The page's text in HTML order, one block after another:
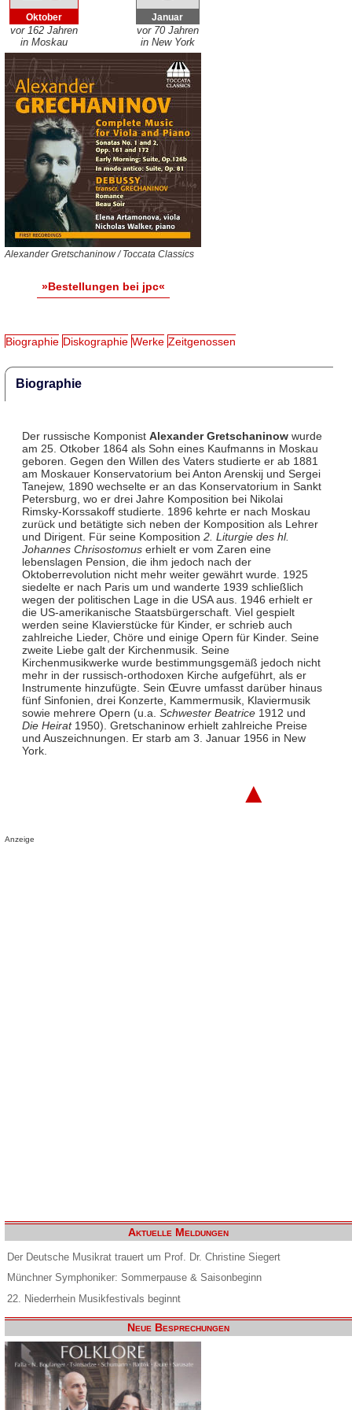
Oktober
vor 162 Jahren
in Moskau
Januar
vor 70 Jahren
in New York
Alexander Gretschaninow / Toccata Classics
»Bestellungen bei jpc«
Biographie Diskographie Werke Zeitgenossen
Biographie
Der russische Komponist Alexander Gretschaninowwurde
am 25. Otkober 1864 als Sohn eines Kaufmanns in Moskau
geboren. Gegen den Willen des Vaters studierte er ab 1881
am Moskauer Konservatorium bei Anton Arenskij und Sergei
Tanejew, 1890 wechselte er an das Konservatorium in Sankt
Petersburg, wo er drei Jahre Komposition bei Nikolai
Rimsky-Korssakoff studierte. 1896 kehrte er nach Moskau
zurück und betätigte sich neben der Komposition als Lehrer
und Dirigent. Für seine Komposition 2. Liturgie des hl.
Johannes Chrisostomuserhielt er vom Zaren eine
lebenslagen Pension, die ihm jedoch nach der
Oktoberrevolution nicht mehr weiter gewährt wurde. 1925
siedelte er nach Paris um und wanderte 1939 schließlich
wegen der politischen Lage in die USA aus. 1946 erhielt er
die US-amerikanische Staatsbürgerschaft. Viel gespielt
werden seine Klavierstücke für Kinder, er schrieb auch
zahlreiche Lieder, Chöre und einige Opern für Kinder. Seine
zweite Liebe galt der Kirchenmusik. Seine
Kirchenmusikwerke wurde bestimmungsgemäß jedoch nicht
mehr in der russisch-orthodoxen Kirche aufgeführt, als er
Instrumente hinzufügte. Sein Œuvre umfasst darüber hinaus
fünf Sinfonien, drei Konzerte, Kammermusik, Klaviermusik
sowie mehrere Opern (u.a. Schwester Beatrice1912 und
Die Heirat1950). Gretschaninow erhielt zahlreiche Preise
und Auszeichnungen. Er starb am 3. Januar 1956 in New
York.
▲
Anzeige
Aktuelle Meldungen
Der Deutsche Musikrat trauert um Prof. Dr. Christine Siegert
Münchner Symphoniker: Sommerpause & Saisonbeginn
22. Niederrhein Musikfestivals beginnt
Neue Besprechungen